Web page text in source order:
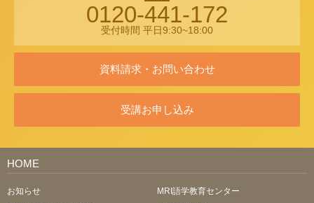
0120-441-172
受付時間 平日9:30~18:00
資料請求・お問い合わせ
受講お申し込み
HOME
お知らせ
MRI語学教育センター